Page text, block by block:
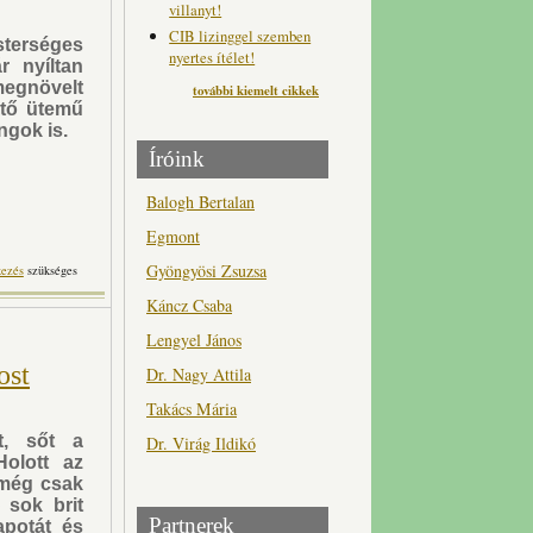
nyíltan
ütemű
is.
intelligenciát
szükséges
sőt a
az
csak
sok brit
és
villanyt!
CIB lizinggel szemben
nyertes ítélet!
további kiemelt cikkek
Íróink
Balogh Bertalan
Egmont
Gyöngyösi Zsuzsa
Káncz Csaba
Lengyel János
Dr. Nagy Attila
Takács Mária
Dr. Virág Ildikó
Partnerek